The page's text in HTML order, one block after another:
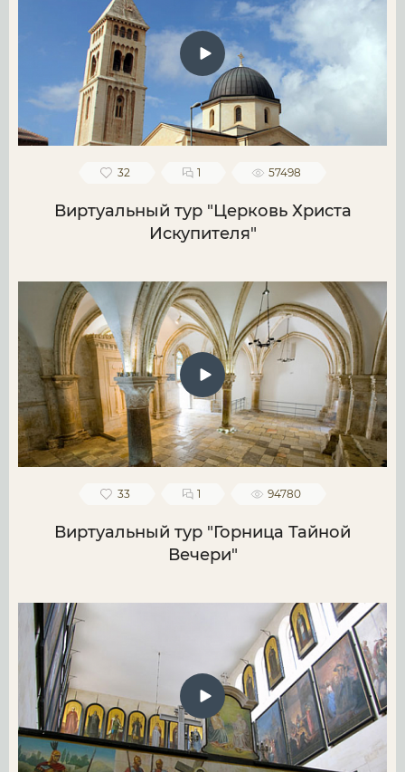
32 1 57498
Виртуальный тур "Церковь Христа
Искупителя"
33 1 94780
Виртуальный тур "Горница Тайной
Вечери"